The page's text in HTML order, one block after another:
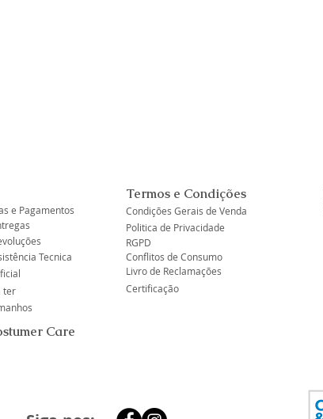
e Pagamentos
Tecnica
ter
Care
Termos e Condições
Condições Gerais de Venda
Politica de Privacidade
RGPD
Conflitos de Consumo
Livro de Reclamações
Certificação